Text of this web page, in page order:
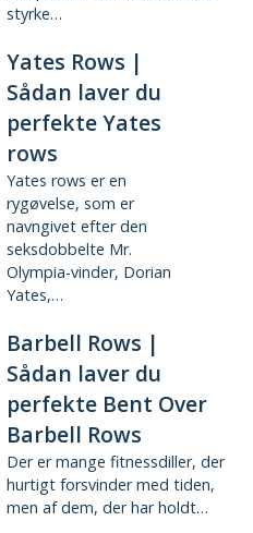
styrke…
Yates Rows |
Sådan laver du
perfekte Yates
rows
Yates rows er en
rygøvelse, som er
navngivet efter den
seksdobbelte Mr.
Olympia-vinder, Dorian
Yates,…
Barbell Rows |
Sådan laver du
perfekte Bent Over
Barbell Rows
Der er mange fitnessdiller, der
hurtigt forsvinder med tiden,
men af dem, der har holdt…